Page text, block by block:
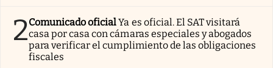
2Comunicado oficialYa es oficial. El SAT visitará
casa por casa con cámaras especiales y abogados
para verificar el cumplimiento de las obligaciones
fiscales